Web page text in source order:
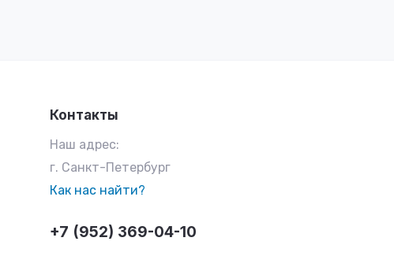
Контакты
Наш адрес:
г. Санкт-Петербург
Как нас найти?
+7 (952) 369-04-10